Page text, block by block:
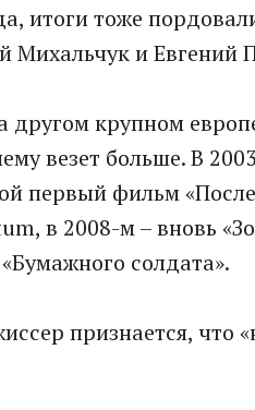
итоги тоже
Михальчук и Евгений
другом крупном
везет больше. В
первый фильм
в 2008-м – вновь
солдата».
признается, что